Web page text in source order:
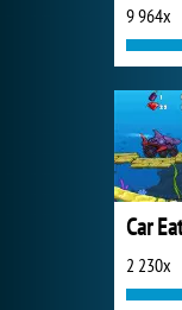
9 964x
2 230x